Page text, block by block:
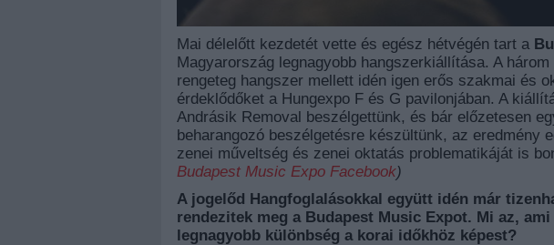
Mai délelőtt kezdetét vette és egész hétvégén tart a
Magyarország legnagyobb hangszerkiállítása. A
rengeteg hangszer mellett idén igen erős szakmai és
érdeklődőket a Hungexpo F és G pavilonjában. A
Andrásik Removal beszélgettünk, és bár előzetesen
beharangozó beszélgetésre készültünk, az eredmény
zenei műveltség és zenei oktatás problematikáját is
Budapest Music Expo Facebook)
A jogelőd Hangfoglalásokkal együtt idén már
rendezitek meg a Budapest Music Expot. Mi az,
legnagyobb különbség a korai időkhöz képest?